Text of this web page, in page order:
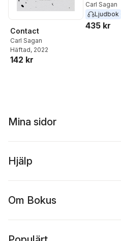
Contact
Carl Sagan
Häftad, 2022
142 kr
Carl Sagan
Ljudbok
435 kr
Mina sidor
Hjälp
Om Bokus